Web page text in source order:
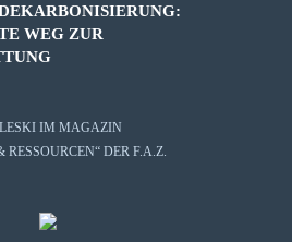
WEG ZUR
IM MAGAZIN
RESSOURCEN“ DER F.A.Z.